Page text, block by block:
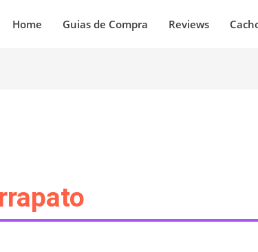
Home Guias de Compra Reviews